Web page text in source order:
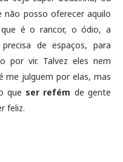
não posso oferecer aquilo
é o rancor, o ódio, a
de espaços, para
por vir. Talvez eles nem
me julguem por elas, mas
que ser refém de gente
feliz.